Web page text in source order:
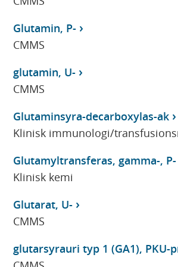
Glutamin, P-
CMMS
glutamin, U-
CMMS
Glutaminsyra-decarboxylas-ak
Klinisk immunologi/
Glutamyltransferas, gamma-, P-
Klinisk kemi
Glutarat, U-
CMMS
glutarsyrauri typ 1 (GA1), PKU-